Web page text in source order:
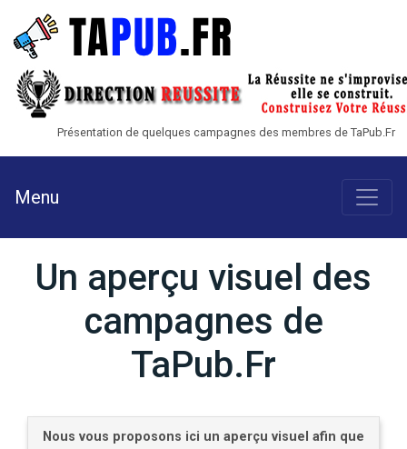
Présentation de quelques campagnes des membres de TaPub.Fr
Menu
Un aperçu visuel des
campagnes de
TaPub.Fr
Nous vous proposons ici un aperçu visuel afin que